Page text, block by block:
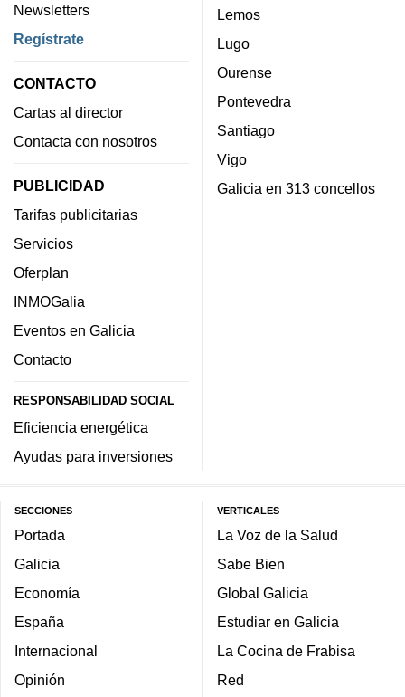
Newsletters
Regístrate
CONTACTO
Cartas al director
Contacta con nosotros
PUBLICIDAD
Tarifas publicitarias
Servicios
Oferplan
INMOGalia
Eventos en Galicia
Contacto
RESPONSABILIDAD SOCIAL
Eficiencia energética
Ayudas para inversiones
Lemos
Lugo
Ourense
Pontevedra
Santiago
Vigo
Galicia en 313 concellos
SECCIONES
Portada
Galicia
Economía
España
Internacional
Opinión
VERTICALES
La Voz de la Salud
Sabe Bien
Global Galicia
Estudiar en Galicia
La Cocina de Frabisa
Red